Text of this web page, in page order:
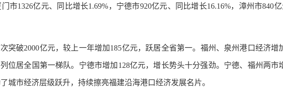
市1326亿元、同比增长1.69%，宁德市920亿元、同比增长16.16%，漳州市840亿
破2000亿元，较上一年增加185亿元，跃居全省第一。福州、泉州港口经济增
位居全国第一梯队。宁德市增加128亿元，增长势头十分强劲。宁德、福州两市
城市经济层级跃升，持续擦亮福建沿海港口经济发展名片。